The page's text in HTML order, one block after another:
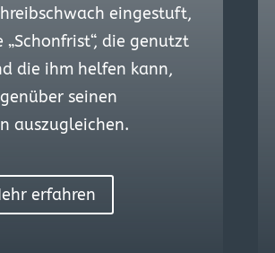
eingestuft,
„Schonfrist“, die genutzt
die ihm helfen kann,
seinen
auszugleichen.
erfahren